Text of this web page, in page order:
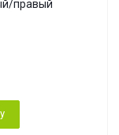
правый